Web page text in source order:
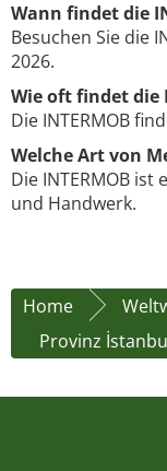
Wann findet die
Besuchen Sie die
2026.
Wie oft findet die
Die INTERMOB
Welche Art von
Die INTERMOB
und Handwerk.
Home
Provinz